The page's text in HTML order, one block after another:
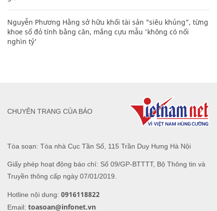
Nguyễn Phương Hằng sở hữu khối tài sản "siêu khủng", từng
khoe sổ đỏ tính bằng cân, mắng cựu mẫu 'không có nổi
nghìn tỷ'
Tòa soạn: Tòa nhà Cục Tần Số, 115 Trần Duy Hưng Hà Nội
Giấy phép hoạt động báo chí: Số 09/GP-BTTTT, Bộ Thông tin và
Truyền thông cấp ngày 07/01/2019.
Hotline nội dung: 0916118822
Email: toasoan@infonet.vn
CHUYÊN TRANG CỦA BÁO